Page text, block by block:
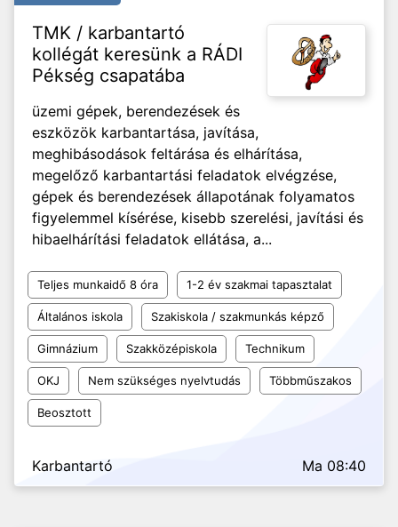
TMK / karbantartó
kollégát keresünk a RÁDI
Pékség csapatába
üzemi gépek, berendezések és
eszközök karbantartása, javítása,
meghibásodások feltárása és elhárítása,
megelőző karbantartási feladatok elvégzése,
gépek és berendezések állapotának folyamatos
figyelemmel kísérése, kisebb szerelési, javítási és
hibaelhárítási feladatok ellátása, a...
Teljes munkaidő 8 óra 1-2 év szakmai tapasztalat
Általános iskola Szakiskola / szakmunkás képző
Gimnázium Szakközépiskola Technikum
OKJ Nem szükséges nyelvtudás Többműszakos
Beosztott
Karbantartó Ma 08:40